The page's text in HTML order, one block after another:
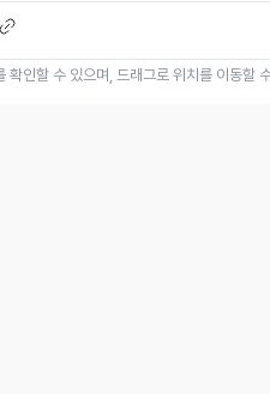
확인할 수 있으며, 드래그로 위치를 이동할